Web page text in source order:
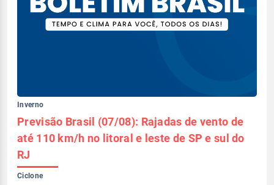
Inverno
Previsão Brasil (07/08): Rajadas de vento de
até 110 km/h no litoral e leste de SP e sul do
RJ
Ciclone